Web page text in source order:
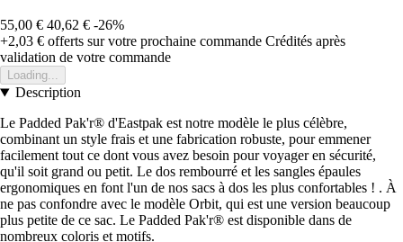
55,00 € 40,62 € -26%
+2,03 € offerts sur votre prochaine commande Crédités après
validation de votre commande
Loading...
Description
Le Padded Pak'r® d'Eastpak est notre modèle le plus célèbre,
combinant un style frais et une fabrication robuste, pour emmener
facilement tout ce dont vous avez besoin pour voyager en sécurité,
qu'il soit grand ou petit. Le dos rembourré et les sangles épaules
ergonomiques en font l'un de nos sacs à dos les plus confortables ! . À
ne pas confondre avec le modèle Orbit, qui est une version beaucoup
plus petite de ce sac. Le Padded Pak'r® est disponible dans de
nombreux coloris et motifs.